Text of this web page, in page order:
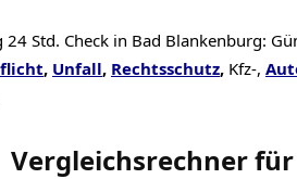
24 Std. Check in Bad Blankenburg:
, Unfall, Rechtsschutz, Kfz-,
Vergleichsrechner